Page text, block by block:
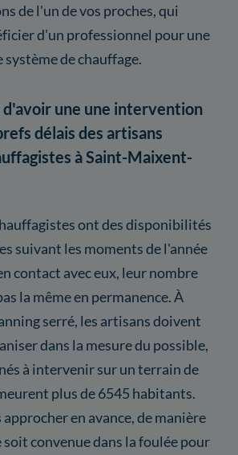
de l'un de vos proches, qui
d'un professionnel pour une
système de chauffage.
d'avoir une une intervention
délais des artisans
à Saint-Maixent-
ont des disponibilités
suivant les moments de l'année
contact avec eux, leur nombre
la même en permanence. À
serré, les artisans doivent
dans la mesure du possible,
à intervenir sur un terrain de
plus de 6545 habitants.
en avance, de manière
soit convenue dans la foulée pour